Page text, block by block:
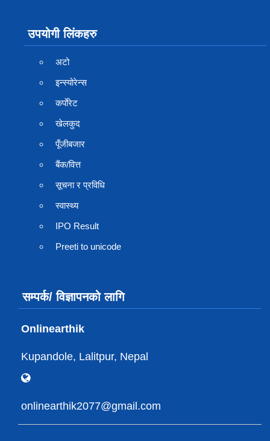
उपयोगी लिंकहरु
अटो
इन्स्योरेन्स
कर्पाेरेट
खेलकुद
पूँजीबजार
बैंक/वित्त
सूचना र प्रविधि
स्वास्थ्य
IPO Result
Preeti to unicode
सम्पर्क/ विज्ञापनको लागि
Onlinearthik
Kupandole, Lalitpur, Nepal
onlinearthik2077@gmail.com